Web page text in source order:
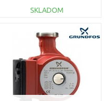
SKLADOM
DO KOŠÍKA
Porovnať